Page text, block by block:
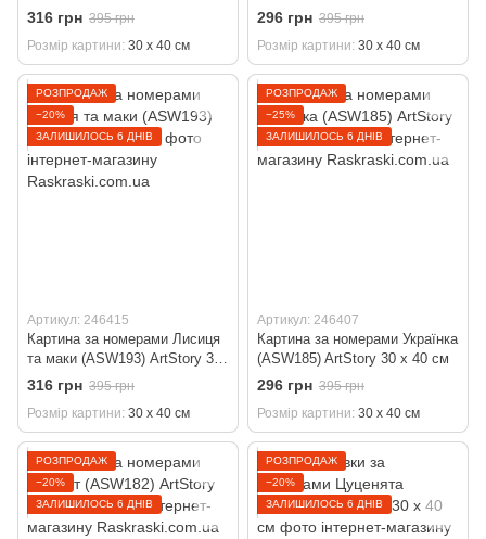
40 см
316 грн 395 грн
Розмір картини 30 х 40 см
(ASW199) ArtStory 30 х 40 см
296 грн 395 грн
Розмір картини 30 х 40 см
РОЗПРОДАЖ
−20%
ЗАЛИШИЛОСЬ 6 ДНІВ
Артикул: 246415
Картина за номерами Лисиця
та маки (ASW193) ArtStory 30
х 40 см
316 грн 395 грн
Розмір картини 30 х 40 см
РОЗПРОДАЖ
−25%
ЗАЛИШИЛОСЬ 6 ДНІВ
Артикул: 246407
Картина за номерами Українка
(ASW185) ArtStory 30 х 40 см
296 грн 395 грн
Розмір картини 30 х 40 см
РОЗПРОДАЖ
−20%
ЗАЛИШИЛОСЬ 6 ДНІВ
РОЗПРОДАЖ
−20%
ЗАЛИШИЛОСЬ 6 ДНІВ